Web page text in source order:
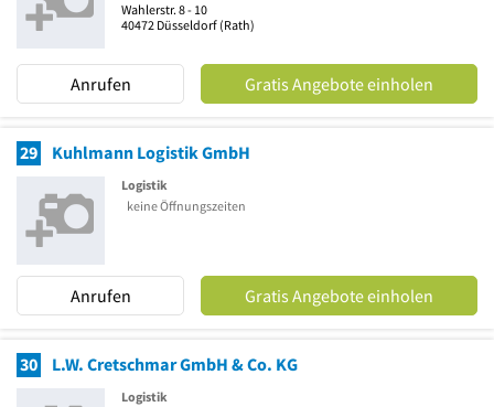
Wahlerstr. 8 - 10
40472 Düsseldorf (Rath)
Anrufen Gratis Angebote einholen
29 Kuhlmann Logistik GmbH
Logistik
keine Öffnungszeiten
Anrufen Gratis Angebote einholen
30 L.W. Cretschmar GmbH & Co. KG
Logistik